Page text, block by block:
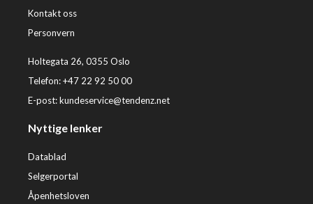
Kontakt oss
Personvern
Holtegata 26, 0355 Oslo
Telefon: +47 22 92 50 00
E-post:kundeservice@tendenz.net
Nyttige lenker
Datablad
Selgerportal
Åpenhetsloven